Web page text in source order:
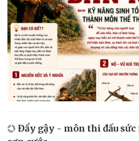
Đẩy gậy - môn thi đấu